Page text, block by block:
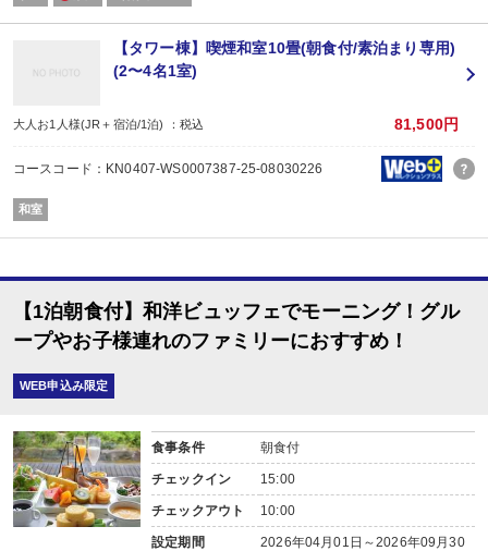
本格的なうれしの茶を楽しめる場所を作りたい、という想いから茶農家自ら茶
洗練されたBAR空間で、お茶のことを知り尽くした茶農家が、お茶の旨味を存
営業時間/ 20：00～24：30(ラストオーダー24：00)
※毎週火曜日定休
島根県「斐乃上温泉」、栃木県「喜連川温泉」と共に、「日本三大美肌の湯」
＜ご注意ください＞
■客室への移動は段差がございます。
■お車でご来館の場合は本館正面の駐車場をご利用ください。(宿泊者無料）
■翌日のチェックアウトが大変混み合いますので、ご宿泊日当日のご精算をお
【添い寝のお子様について】幼児（食事・布団なし）施設使用料1,100円現
【タワー棟】喫煙和室10畳(朝食付/素泊まり専用)
(2〜4名1室)
大人お1人様(JR＋宿泊/1泊) ：税込 81,500円
コースコード：KN0407-WS0007387-25-08030226
和室
【1泊朝食付】和洋ビュッフェでモーニング！グル
ープやお子様連れのファミリーにおすすめ！
WEB申込み限定
食事条件 朝食付
チェックイン 15:00
チェックアウト 10:00
設定期間
2026年04月01日～2026年09月30